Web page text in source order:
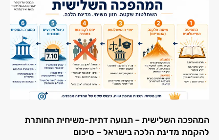
המהפכה השלישית – תנועה דתית-משיחית החותרת
להקמת מדינת הלכה בישראל – סיכום